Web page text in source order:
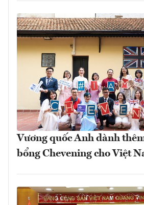
Vương quốc Anh dành
bổng Chevening cho Việt